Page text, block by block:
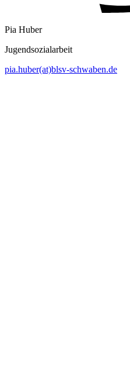
Pia Huber
Jugendsozialarbeit
pia.huber(at)blsv-schwaben.de